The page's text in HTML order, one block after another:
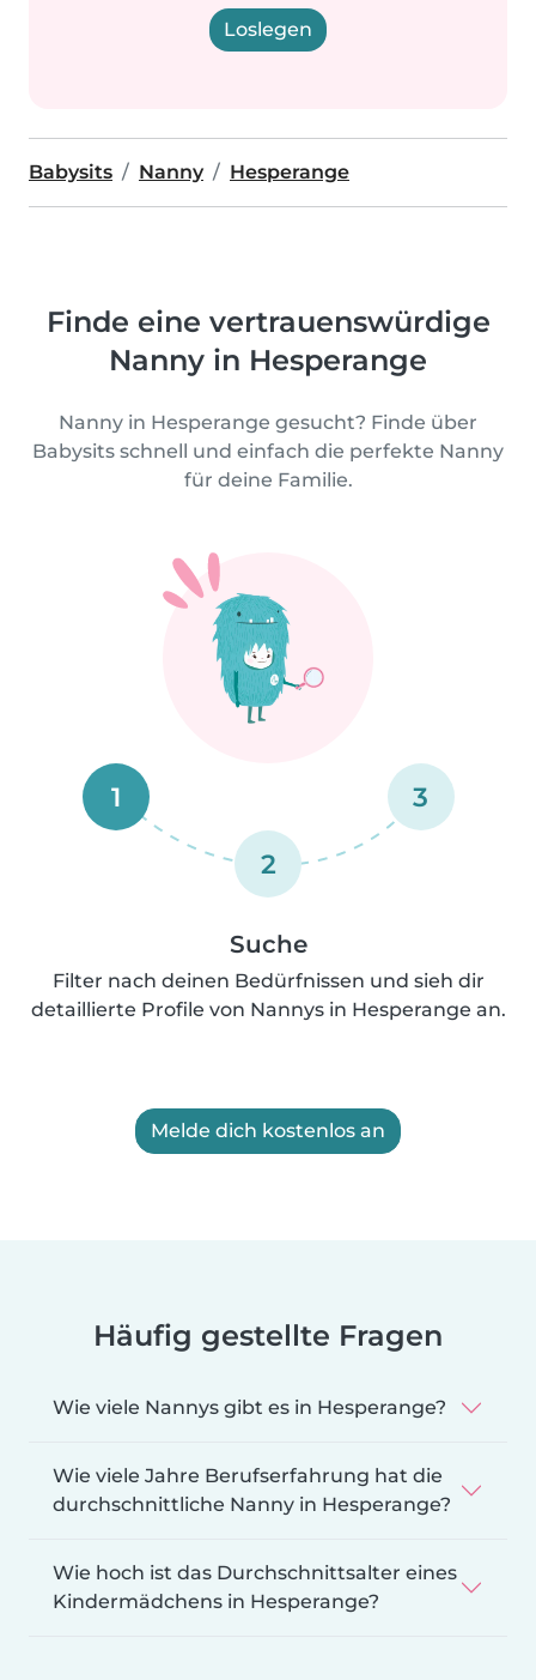
Loslegen
Babysits Nanny Hesperange
Finde eine vertrauenswürdige
Nanny in Hesperange
Nanny in Hesperange gesucht? Finde über
Babysits schnell und einfach die perfekte Nanny
für deine Familie.
1
2
3
Suche
Filter nach deinen Bedürfnissen und sieh dir
detaillierte Profile von Nannys in Hesperange an.
Melde dich kostenlos an
Häufig gestellte Fragen
Wie viele Nannys gibt es in Hesperange?
Wie viele Jahre Berufserfahrung hat die
durchschnittliche Nanny in Hesperange?
Wie hoch ist das Durchschnittsalter eines
Kindermädchens in Hesperange?